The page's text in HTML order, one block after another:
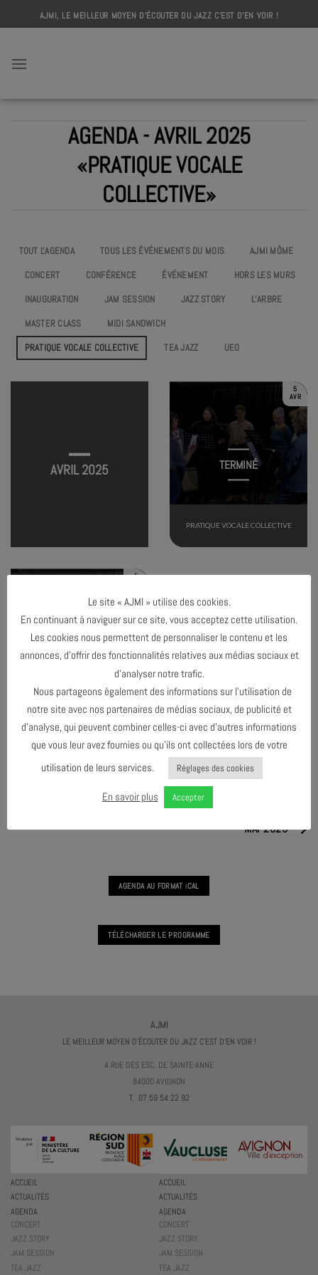
to
AJMI, LE MEILLEUR MOYEN D'ÉCOUTER DU JAZZ C'EST D'EN VOIR !
AGENDA - AVRIL 2025
«PRATIQUE VOCALE
COLLECTIVE»
TOUT L'AGENDA TOUS LES ÉVÉNEMENTS DU MOIS
AJMI MÔME
CONCERT
CONFÉRENCE ÉVÉNEMENT
HORS LES MURS
INAUGURATION
JAM SESSION JAZZ STORY
L’ARBRE
MASTER CLASS
MIDI SANDWICH
PRATIQUE VOCALE COLLECTIVE
TEA JAZZ UEO
AVRIL 2025
5
AVR
PRATIQUE VOCALE COLLECTIVE
TERMINÉ
5
PRATIQUE VOCALE COLLECTIVE
TERMINÉ
MAI 2025
AGENDA AU FORMATICAL
TÉLÉCHARGER LE PROGRAMME
AJMI
LE MEILLEUR MOYEN D'ÉCOUTER DU JAZZ C'EST D'EN VOIR !
4 RUE DES ESC. DE SAINTE-ANNE
84000 AVIGNON
T. 07 59 54 22 92
ACCUEIL
ACTUALITÉS
AGENDA
CONCERT
JAZZ STORY
JAM SESSION
TEA JAZZ
ACCUEIL
ACTUALITÉS
AGENDA
CONCERT
JAZZ STORY
JAM SESSION
TEA JAZZ
Le site « AJMI » utilise des cookies.
En continuant à naviguer sur ce site, vous acceptez cette utilisation.
Les cookies nous permettent de personnaliser le contenu et les
annonces, d’offrir des fonctionnalités relatives aux médias sociaux et
d’analyser notre trafic.
Nous partageons également des informations sur l’utilisation de
notre site avec nos partenaires de médias sociaux, de publicité et
d’analyse, qui peuvent combiner celles-ci avec d’autres informations
que vous leur avez fournies ou qu’ils ont collectées lors de votre
utilisation de leurs services.
Réglages des cookies
En savoir plus Accepter